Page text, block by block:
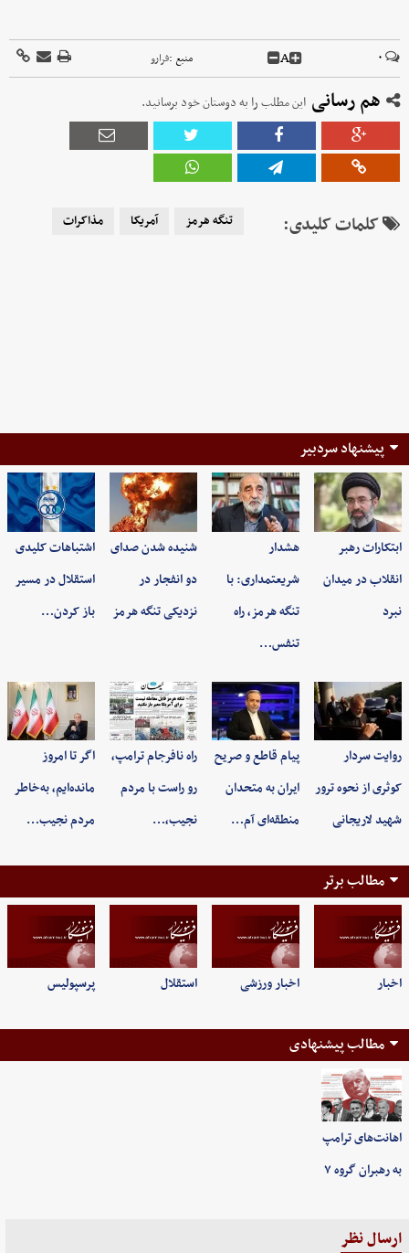
۰ A منبع :فرارو
هم رسانی این مطلب را به دوستان خود برسانید.
کلمات کلیدی: تنگه هرمز آمریکا مذاکرات
پیشنهاد سردبیر
ابتکارات رهبر
انقلاب در میدان
نبرد
هشدار
شریعتمداری: با
تنگه هرمز، راه
تنفس…
شنیده شدن صدای
دو انفجار در
نزدیکی تنگه هرمز
اشتباهات کلیدی
استقلال در مسیر
باز کردن…
روایت سردار
کوثری از نحوه ترور
شهید لاریجانی
پیام قاطع و صریح
ایران به متحدان
منطقه‌ای آم…
راه نافرجام ترامپ،
رو راست با مردم
نجیب،…
اگر تا امروز
مانده‌ایم، به‌خاطر
مردم نجیب…
مطالب برتر
اخبار اخبار ورزشی استقلال پرسپولیس
مطالب پیشنهادی
اهانت‌های ترامپ
به رهبران گروه ۷
ارسال نظر